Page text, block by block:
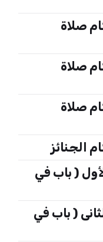
صلاة
صلاة
صلاة
الجنائز
( باب في
( باب في